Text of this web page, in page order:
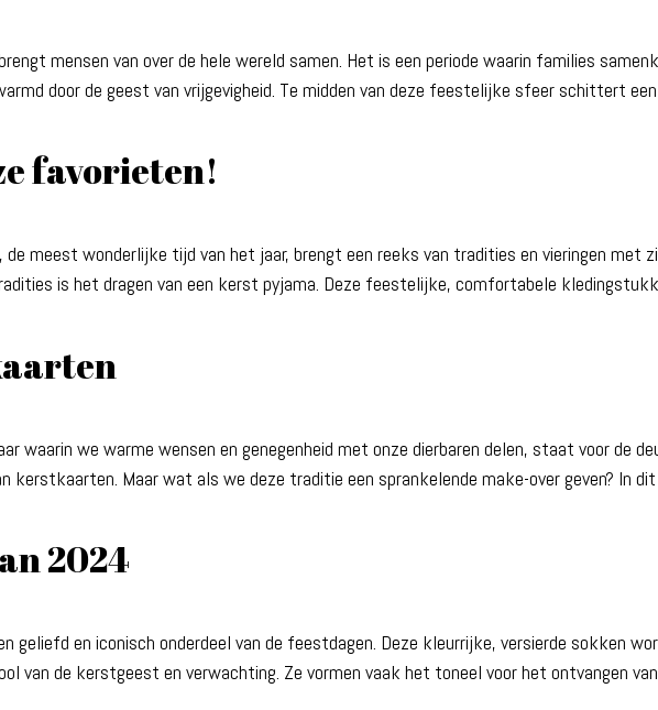
mensen van over de hele wereld samen. Het is een periode waarin families
door de geest van vrijgevigheid. Te midden van deze feestelijke sfeer schittert
favorieten!
meest wonderlijke tijd van het jaar, brengt een reeks van tradities en vieringen met
is het dragen van een kerst pyjama. Deze feestelijke, comfortabele
waarin we warme wensen en genegenheid met onze dierbaren delen, staat voor de
Maar wat als we deze traditie een sprankelende make-over geven? In
2024
en iconisch onderdeel van de feestdagen. Deze kleurrijke, versierde sokken
van de kerstgeest en verwachting. Ze vormen vaak het toneel voor het ontvangen